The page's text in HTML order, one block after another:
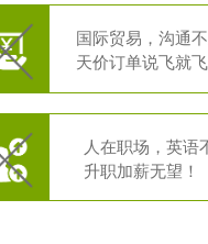
国际贸易，沟通
天价订单说飞就飞
人在职场，英语
升职加薪无望！